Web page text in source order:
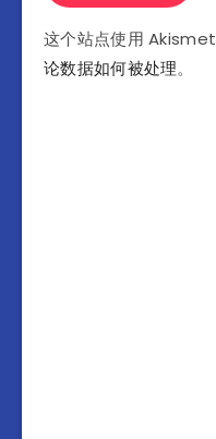
这个站点使用 Akismet
论数据如何被处理。